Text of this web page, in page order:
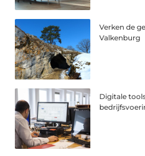
Verken de
Valkenburg
Digitale